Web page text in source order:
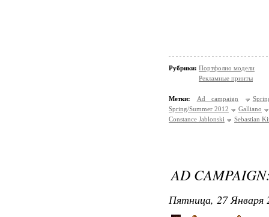
Рубрики: Портфолио модели
Рекламные принты
Метки: Ad campaign
Spring/Summer 2012
Galliano
Constance Jablonski
Sebastian
AD
Пятница, 27 Января